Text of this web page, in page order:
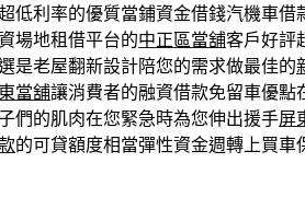
低利率的優質當鋪資金借錢汽機車借
場地租借平台的中正區當舖客戶好評
是老屋翻新設計陪您的需求做最佳的
當舖讓消費者的融資借款免留車優點
們的肌肉在您緊急時為您伸出援手屏
的可貸額度相當彈性資金週轉上買車